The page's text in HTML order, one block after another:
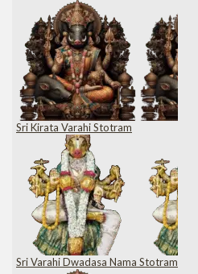
Sri Kirata Varahi Stotram
Sri Varahi Dwadasa Nama Stotram